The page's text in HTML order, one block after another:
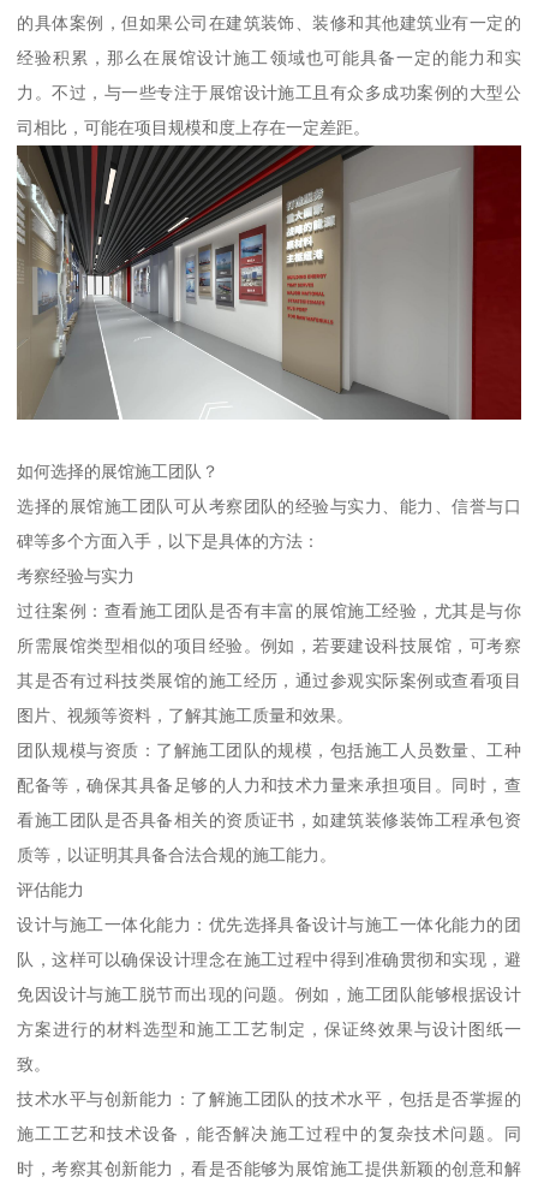
的具体案例，但如果公司在建筑装饰、装修和其他建筑业有一定的
经验积累，那么在展馆设计施工领域也可能具备一定的能力和实
力。不过，与一些专注于展馆设计施工且有众多成功案例的大型公
司相比，可能在项目规模和度上存在一定差距。
如何选择的展馆施工团队？
选择的展馆施工团队可从考察团队的经验与实力、能力、信誉与口
碑等多个方面入手，以下是具体的方法：
考察经验与实力
过往案例：查看施工团队是否有丰富的展馆施工经验，尤其是与你
所需展馆类型相似的项目经验。例如，若要建设科技展馆，可考察
其是否有过科技类展馆的施工经历，通过参观实际案例或查看项目
图片、视频等资料，了解其施工质量和效果。
团队规模与资质：了解施工团队的规模，包括施工人员数量、工种
配备等，确保其具备足够的人力和技术力量来承担项目。同时，查
看施工团队是否具备相关的资质证书，如建筑装修装饰工程承包资
质等，以证明其具备合法合规的施工能力。
评估能力
设计与施工一体化能力：优先选择具备设计与施工一体化能力的团
队，这样可以确保设计理念在施工过程中得到准确贯彻和实现，避
免因设计与施工脱节而出现的问题。例如，施工团队能够根据设计
方案进行的材料选型和施工工艺制定，保证终效果与设计图纸一
致。
技术水平与创新能力：了解施工团队的技术水平，包括是否掌握的
施工工艺和技术设备，能否解决施工过程中的复杂技术问题。同
时，考察其创新能力，看是否能够为展馆施工提供新颖的创意和解